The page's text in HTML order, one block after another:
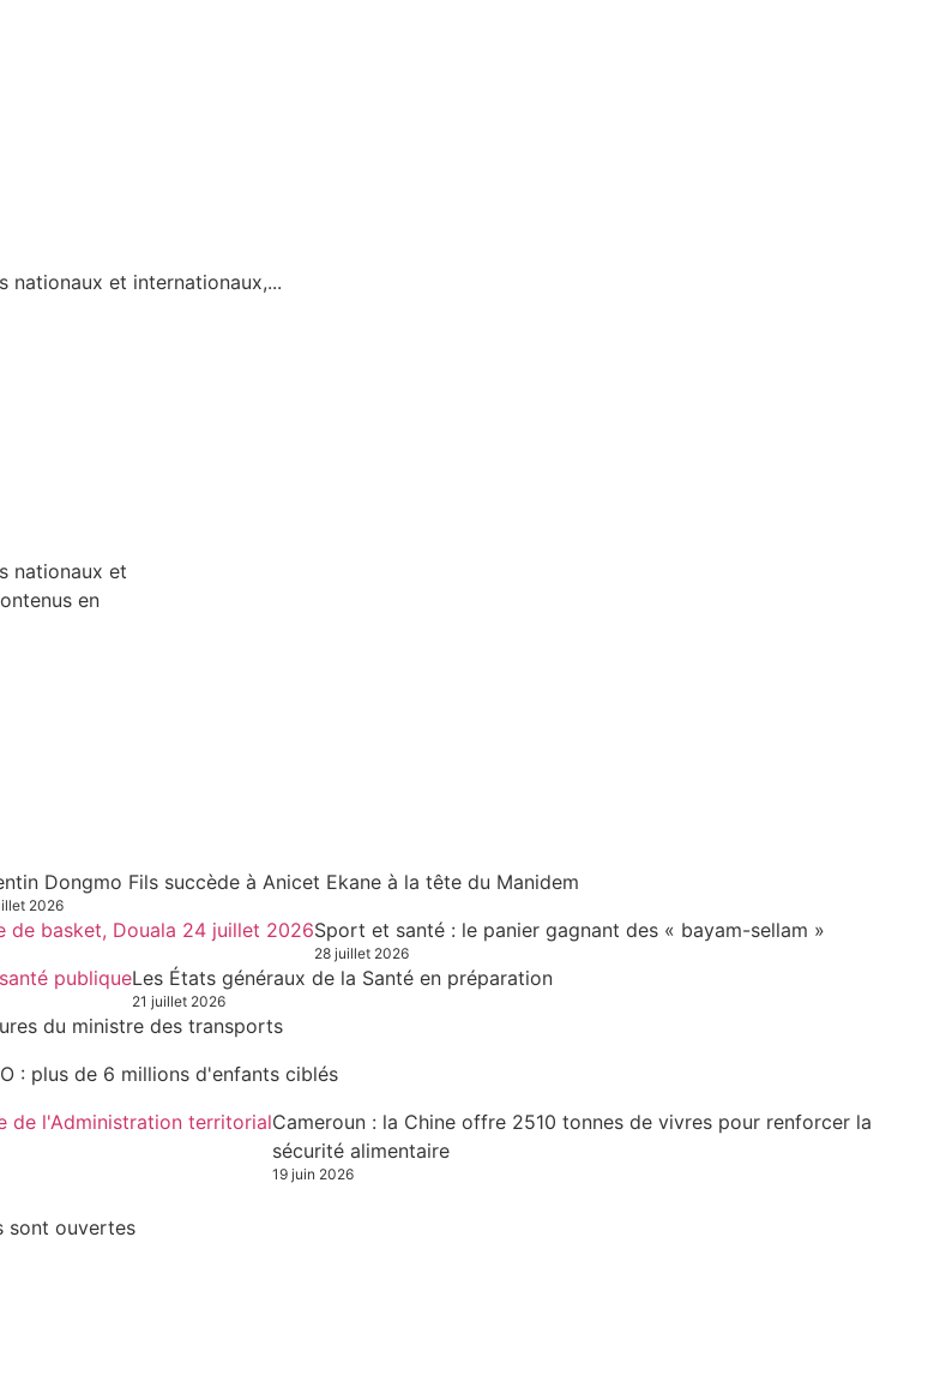
nationaux et internationaux,...
nationaux et
en
Dongmo Fils succède à Anicet Ekane à la tête du Manidem
2026
Sport et santé : le panier gagnant des « bayam-sellam »
28 juillet 2026
Les États généraux de la Santé en préparation
21 juillet 2026
du ministre des transports
: plus de 6 millions d'enfants ciblés
Cameroun : la Chine offre 2510 tonnes de vivres pour renforcer la
sécurité alimentaire
19 juin 2026
sont ouvertes